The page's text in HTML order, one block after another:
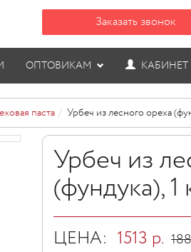
Заказать звонок
ОПТОВИКАМ КАБИНЕТ
паста Урбеч из лесного ореха
Урбеч из
(фундука), 1
ЦЕНА: 1513 р.